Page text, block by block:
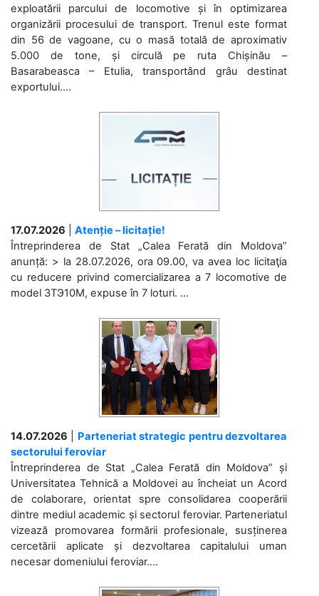
exploatării parcului de locomotive și în optimizarea
organizării procesului de transport. Trenul este format
din 56 de vagoane, cu o masă totală de aproximativ
5.000 de tone, și circulă pe ruta Chișinău –
Basarabeasca – Etulia, transportând grâu destinat
exportului....
17.07.2026
Atenție – licitație!
Întreprinderea de Stat „Calea Ferată din Moldova”
anunță: > la 28.07.2026, ora 09.00, va avea loc licitaţia
cu reducere privind comercializarea a 7 locomotive de
model 3ТЭ10М, expuse în 7 loturi. ...
14.07.2026
Parteneriat strategic pentru dezvoltarea
sectorului feroviar
Întreprinderea de Stat „Calea Ferată din Moldova” și
Universitatea Tehnică a Moldovei au încheiat un Acord
de colaborare, orientat spre consolidarea cooperării
dintre mediul academic și sectorul feroviar. Parteneriatul
vizează promovarea formării profesionale, susținerea
cercetării aplicate și dezvoltarea capitalului uman
necesar domeniului feroviar....